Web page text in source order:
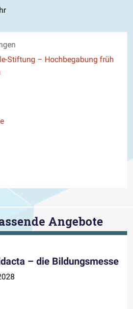
Stiftung – Hochbegabung früh
ansehen
ansehen
Youtube ansehen
Angebote
– die Bildungsmesse